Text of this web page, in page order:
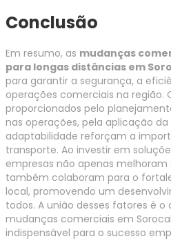
Conclusão
Em resumo, as mudanças
para longas distâncias em
para garantir a segurança, a
operações comerciais na região.
proporcionados pelo
nas operações, pela aplicação
adaptabilidade reforçam a
transporte. Ao investir em
empresas não apenas
também colaboram para o
local, promovendo um
todos. A união desses fatores é
mudanças comerciais em
indispensável para o sucesso